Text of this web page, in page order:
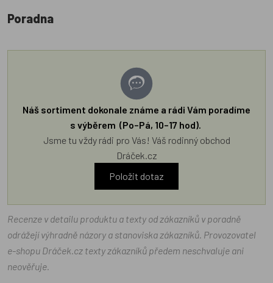
Poradna
Náš sortiment dokonale známe a rádi Vám poradíme
s výběrem (Po–Pá, 10–17 hod).
Jsme tu vždy rádi pro Vás! Váš rodinný obchod
Dráček.cz
Položit dotaz
Recenze v detailu produktu a texty od zákazníků v poradně
odrážejí výhradně názory a stanoviska zákazníků. Provozovatel
e-shopu Dráček.cz texty zákazníků předem neschvaluje ani
neověřuje.